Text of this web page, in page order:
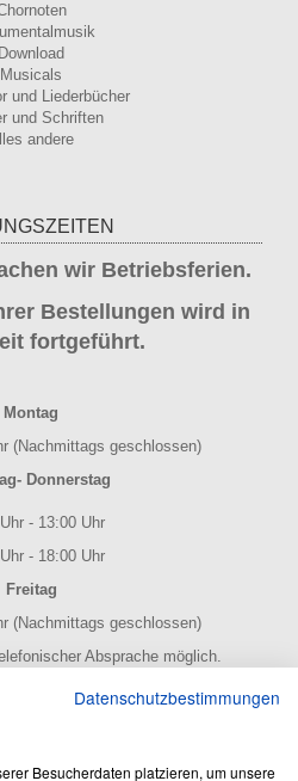
Download
Musicals
und Liederbücher
und Schriften
andere
wir Betriebsferien.
Bestellungen wird in
fortgeführt.
Montag
(Nachmittags geschlossen)
Donnerstag
- 13:00 Uhr
- 18:00 Uhr
Freitag
(Nachmittags geschlossen)
Absprache möglich.
BY ERES Edition
Datenschutzbestimmungen
Besucherdaten platzieren, um unsere